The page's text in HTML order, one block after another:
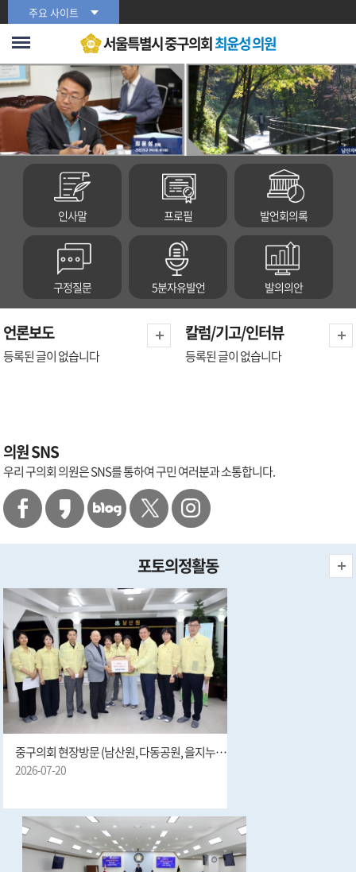
본문바로가기
주요 사이트
서울특별시 중구의회최윤성 의원
인사말 프로필 발언회의록
구정질문 5분자유발언 발의의안
언론보도
등록된 글이 없습니다
칼럼/기고/인터뷰
등록된 글이 없습니다
의원 SNS
우리 구의회 의원은 SNS를 통하여 구민 여러분과 소통합니다.
포토의정활동
중구의회 현장방문 (남산원, 다동공원, 을지누리센터 스크린골프장, 충무스포츠센터, 동호로 경사길)
2026-07-20